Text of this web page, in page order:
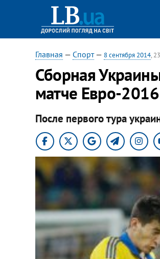
Главная — Спорт— 8 сентября 2014,
Сборная
матче Евро-2016
После первого тура